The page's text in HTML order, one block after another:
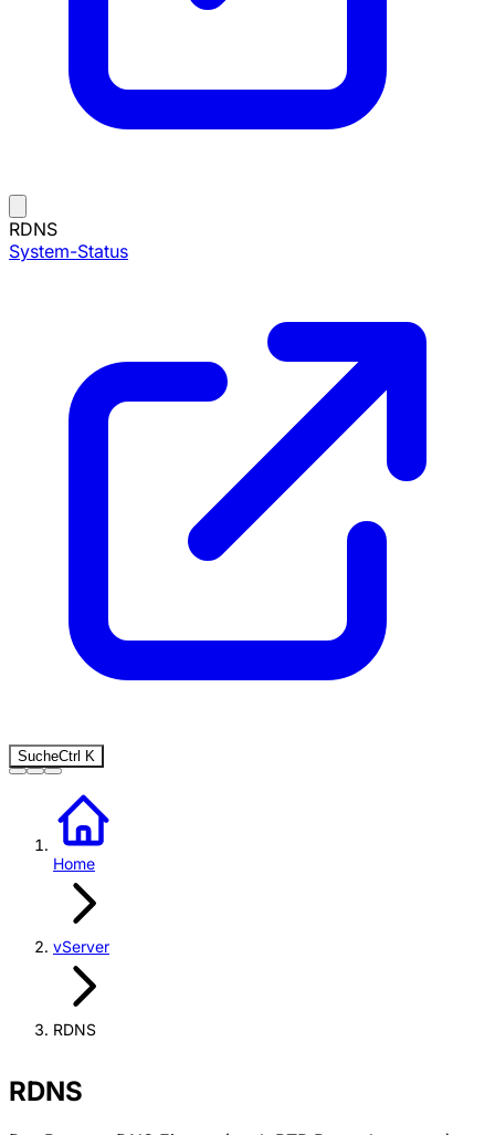
RDNS
System-Status
SucheCtrl K
Home
vServer
RDNS
RDNS